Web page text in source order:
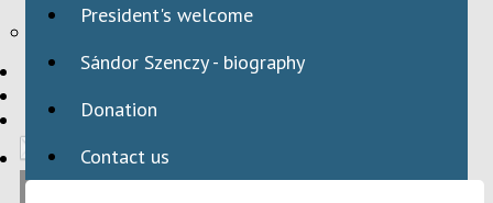
HBAID
INTERNATIONAL PROGRAMS
President's welcome
Sándor Szenczy - biography
Donation
Contact us